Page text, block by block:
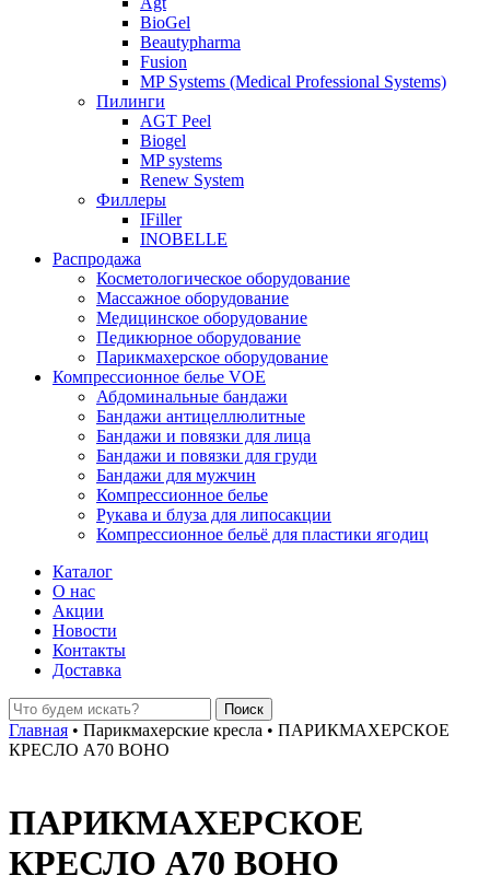
BioGel
Beautypharma
Fusion
MP Systems (Medical Professional Systems)
Пилинги
AGT Peel
Biogel
MP systems
Renew System
Филлеры
IFiller
INOBELLE
Распродажа
Косметологическое оборудование
Массажное оборудование
Медицинское оборудование
Педикюрное оборудование
Парикмахерское оборудование
Компрессионное белье VOE
Абдоминальные бандажи
Бандажи антицеллюлитные
Бандажи и повязки для лица
Бандажи и повязки для груди
Бандажи для мужчин
Компрессионное белье
Рукава и блуза для липосакции
Компрессионное бельё для пластики ягодиц
Каталог
О нас
Акции
Новости
Контакты
Доставка
Главная • Парикмахерские кресла • ПАРИКМАХЕРСКОЕ
КРЕСЛО A70 BOHO
ПАРИКМАХЕРСКОЕ
КРЕСЛО A70 BOHO